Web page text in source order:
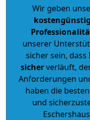
Wir geben
kostengünstig
unserer
sicher sein,
sicherverläuft,
Anforderungen
haben die
und